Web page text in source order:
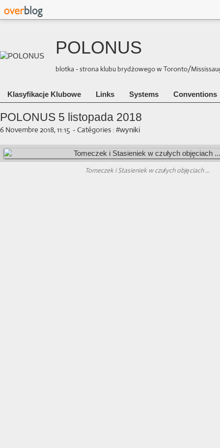
POLONUS
blotka - strona klubu brydżowego w Toronto/
Klasyfikacje Klubowe Links Systems Conventions
POLONUS 5 listopada 2018
6 Novembre 2018, 11:15 - Catégories : #wyniki
Tomeczek i Stasieniek w czułych objęciach ...